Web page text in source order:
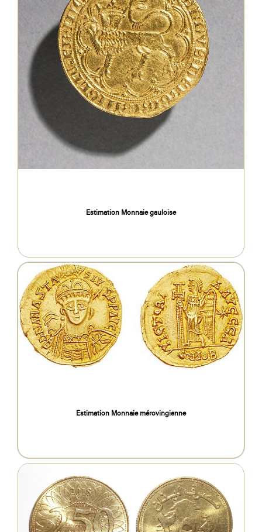
Estimation Monnaie gauloise
Estimation Monnaie mérovingienne